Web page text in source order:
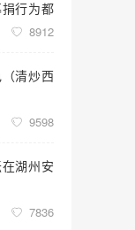
行为都
8912
清炒西
9598
湖州安
7836